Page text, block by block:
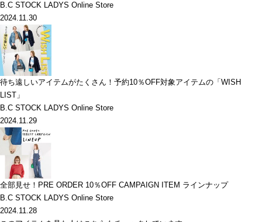
B.C STOCK LADYS Online Store
2024.11.30
待ち遠しいアイテムがたくさん！予約10％OFF対象アイテムの「WISH
LIST」
B.C STOCK LADYS Online Store
2024.11.29
全部見せ！PRE ORDER 10％OFF CAMPAIGN ITEM ラインナップ
B.C STOCK LADYS Online Store
2024.11.28